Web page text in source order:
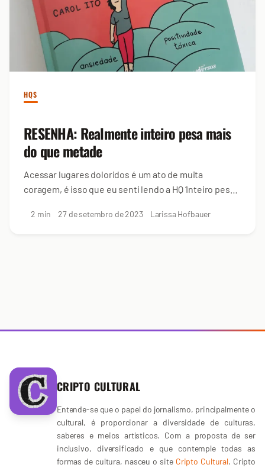
HQS
RESENHA: Realmente inteiro pesa mais
do que metade
Acessar lugares doloridos é um ato de muita
coragem, é isso que eu senti lendo a HQ ‘Inteiro pesa
2 min 27 de setembro de 2023 Larissa Hofbauer
CRIPTO CULTURAL
Entende-se que o papel do jornalismo, principalmente o
cultural, é proporcionar a diversidade de culturas,
saberes e meios artísticos. Com a proposta de ser
inclusivo, diversificado e que contemple todas as
formas de cultura, nasceu o site Cripto Cultural. Cripto